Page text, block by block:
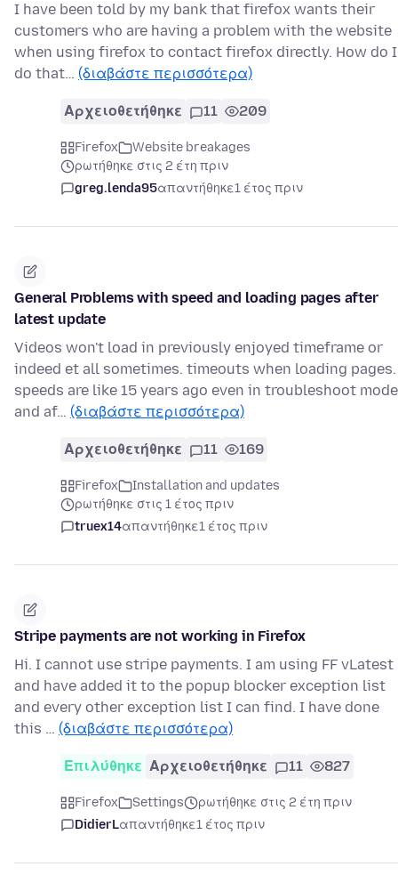
I have been told by my bank that firefox wants their
customers who are having a problem with the website
when using firefox to contact firefox directly. How do I
do that… (διαβάστε περισσότερα)
Αρχειοθετήθηκε 11 209
Firefox
Website breakages
ρωτήθηκε στις 2 έτη πριν
greg.lenda95απαντήθηκε1 έτος πριν
General Problems with speed and loading pages after
latest update
Videos won't load in previously enjoyed timeframe or
indeed et all sometimes. timeouts when loading pages.
speeds are like 15 years ago even in troubleshoot mode
and af… (διαβάστε περισσότερα)
Αρχειοθετήθηκε 11 169
Firefox
Installation and updates
ρωτήθηκε στις 1 έτος πριν
truex14απαντήθηκε1 έτος πριν
Stripe payments are not working in Firefox
Hi. I cannot use stripe payments. I am using FF vLatest
and have added it to the popup blocker exception list
and every other exception list I can find. I have done
this … (διαβάστε περισσότερα)
Επιλύθηκε Αρχειοθετήθηκε 11 827
Firefox Settings
ρωτήθηκε στις 2 έτη πριν
DidierLαπαντήθηκε1 έτος πριν